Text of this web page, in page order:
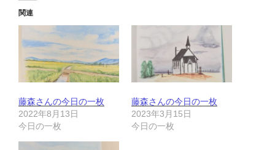
関連
藤森さんの今日の一枚
2022年8月13日
今日の一枚
藤森さんの今日の一枚
2023年3月15日
今日の一枚